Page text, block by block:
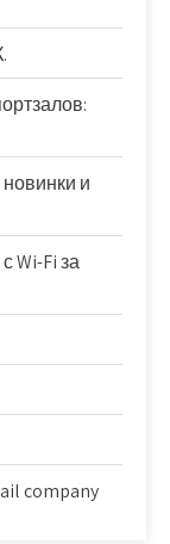
и
Wi-Fi за
company